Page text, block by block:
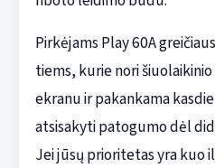
Pirkėjams Play 60A
tiems, kurie nori
ekranu ir pakankama
atsisakyti patogumo dėl
Jei jūsų prioritetas yra kuo